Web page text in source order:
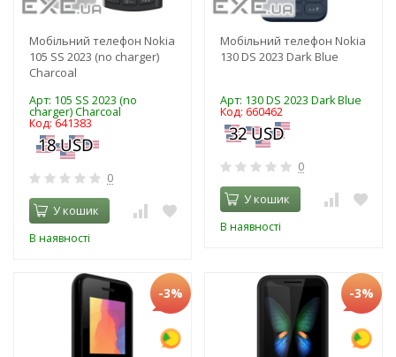
Мобільний телефон Nokia
105 SS 2023 (no charger)
Charcoal
Арт: 105 SS 2023 (no
charger) Charcoal
Код: 641383
0
У кошик
В наявності
Мобільний телефон Nokia
130 DS 2023 Dark Blue
Арт: 130 DS 2023 Dark Blue
Код: 660462
0
У кошик
В наявності
-3% -3%